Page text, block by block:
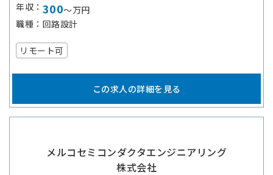
年収
300～万円
職種
回路設計
リモート可
この求人の詳細を見る
メルコセミコンダクタエンジニアリング
株式会社